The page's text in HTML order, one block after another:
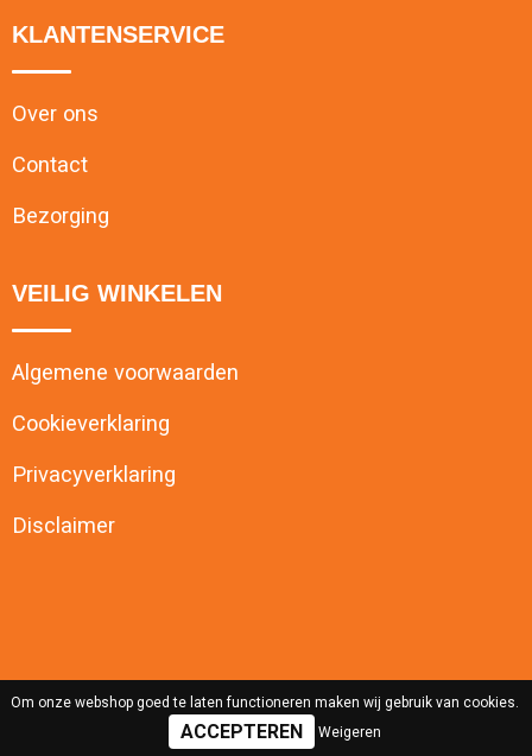
KLANTENSERVICE
Over ons
Contact
Bezorging
VEILIG WINKELEN
Algemene voorwaarden
Cookieverklaring
Privacyverklaring
Disclaimer
Om onze webshop goed te laten functioneren maken wij gebruik van cookies.
Weigeren